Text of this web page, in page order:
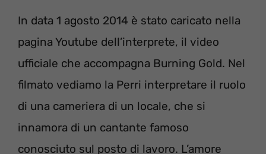
In data 1 agosto 2014 è stato caricato nella
pagina Youtube dell’interprete, il video
ufficiale che accompagna Burning Gold. Nel
filmato vediamo la Perri interpretare il ruolo
di una cameriera di un locale, che si
innamora di un cantante famoso
conosciuto sul posto di lavoro. L’amore